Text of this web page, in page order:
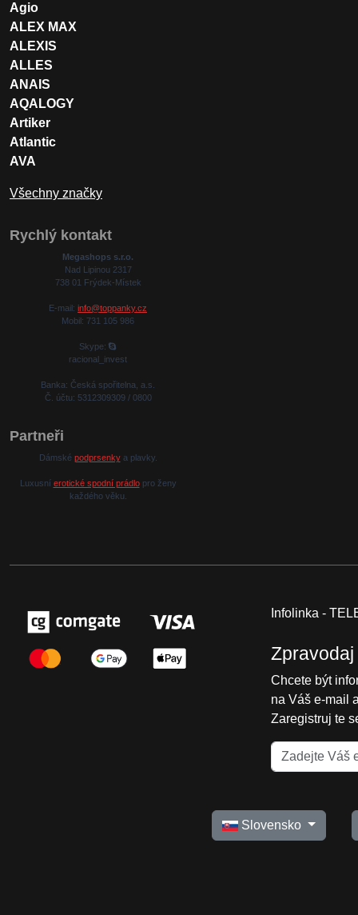
Agio
ALEX MAX
ALEXIS
ALLES
ANAIS
AQALOGY
Artiker
Atlantic
AVA
Všechny značky
Rychlý kontakt
Megashops s.r.o.
Nad Lipinou 2317
738 01 Frýdek-Místek
E-mail: info@toppanky.cz
Mobil: 731 105 986
Skype:
racional_invest
Banka: Česká spořitelna, a.s.
Č. účtu: 5312309309 / 0800
Partneři
Dámské podprsenkya plavky.
Luxusní erotické spodní prádlopro ženy
každého věku.
Infolinka -
Zpravodaj
Chcete být
na Váš e-mail
Zaregistruj te
Slovensko